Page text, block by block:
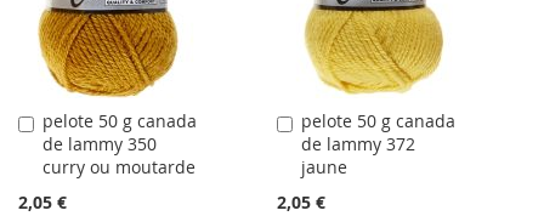
D'ACHATS
D'ACHATS
pelote 50 g canada
de lammy 350
curry ou moutarde
2,05 €
Ajouter
au
panier
pelote 50 g canada
de lammy 372
jaune
2,05 €
Ajouter
au
panier